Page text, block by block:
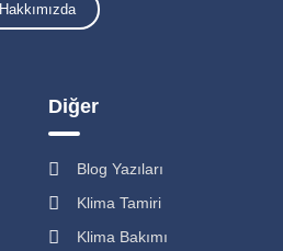
Hakkımızda
Diğer
Blog Yazıları
Klima Tamiri
Klima Bakımı